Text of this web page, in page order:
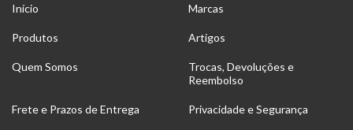
Início Marcas
Produtos Artigos
Quem Somos
Trocas, Devoluções e
Reembolso
Frete e Prazos de Entrega Privacidade e Segurança